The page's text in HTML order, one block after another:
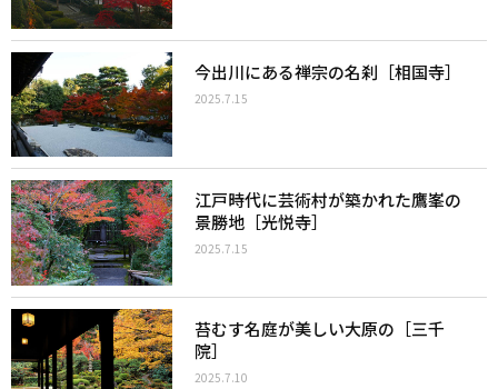
今出川にある禅宗の名刹［相国寺］
2025.7.15
江戸時代に芸術村が築かれた鷹峯の
景勝地［光悦寺］
2025.7.15
苔むす名庭が美しい大原の［三千
院］
2025.7.10